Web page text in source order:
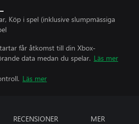
Köp i spel (inklusive slumpmässiga
får åtkomst till din Xbox-
data medan du spelar. Läs mer
Läs mer
RECENSIONER MER